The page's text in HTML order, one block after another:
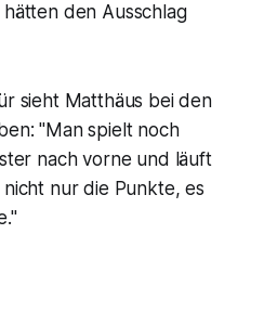
hätten den Ausschlag
sieht Matthäus bei den
"Man spielt noch
nach vorne und läuft
nicht nur die Punkte, es